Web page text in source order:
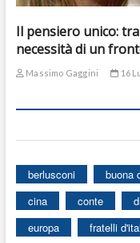
Il pensiero unico:
necessità di un
Massimo Gaggini 16
berlusconi buona
cina
conte
europa
fratelli